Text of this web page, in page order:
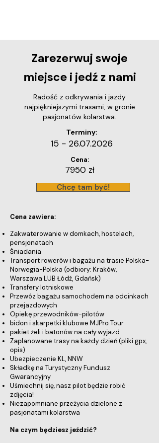
Zarezerwuj swoje
miejsce i jedź z nami
Radość z odkrywania i jazdy
najpiękniejszymi trasami, w gronie
pasjonatów kolarstwa.
Terminy:
15 - 26.07.2026
Cena:
7950 zł
Chcę tam być!
Cena zawiera:
Zakwaterowanie w domkach, hostelach,
pensjonatach
Śniadania
Transport rowerów i bagażu na trasie Polska-
Norwegia-Polska (odbiory: Kraków,
Warszawa LUB Łódź, Gdańsk)
Transfery lotniskowe
Przewóz bagażu samochodem na odcinkach
przejazdowych
Opiekę przewodników-pilotów
bidon i skarpetki klubowe MJPro Tour
pakiet żeli i batonów na cały wyjazd
Zaplanowane trasy na każdy dzień (pliki gpx,
opis)
Ubezpieczenie KL, NNW
Składkę na Turystyczny Fundusz
Gwarancyjny
Uśmiechnij się, nasz pilot będzie robić
zdjęcia!
Niezapomniane przeżycia dzielone z
pasjonatami kolarstwa
Na czym będziesz jeździć?